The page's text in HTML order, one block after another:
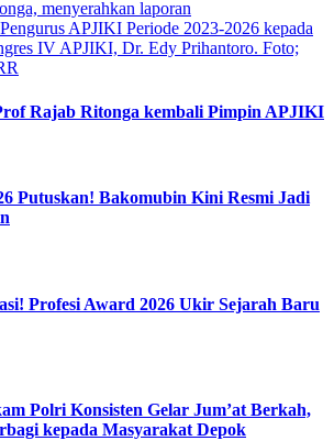
Rajab Ritonga kembali Pimpin APJIKI
Putuskan! Bakomubin Kini Resmi Jadi
Profesi Award 2026 Ukir Sejarah Baru
Polri Konsisten Gelar Jum’at Berkah,
kepada Masyarakat Depok